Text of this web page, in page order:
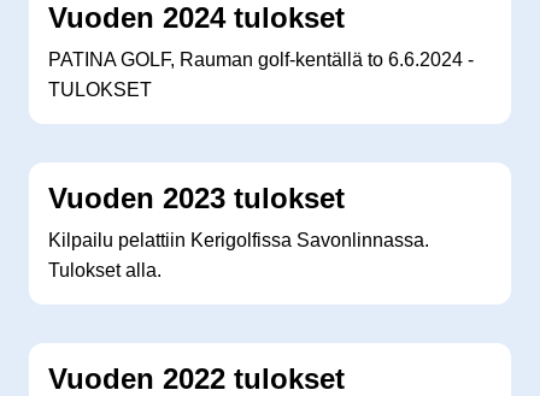
Vuoden 2024 tulokset
PATINA GOLF, Rauman golf-kentällä to 6.6.2024 -
TULOKSET
Vuoden 2023 tulokset
Kilpailu pelattiin Kerigolfissa Savonlinnassa.
Tulokset alla.
Vuoden 2022 tulokset